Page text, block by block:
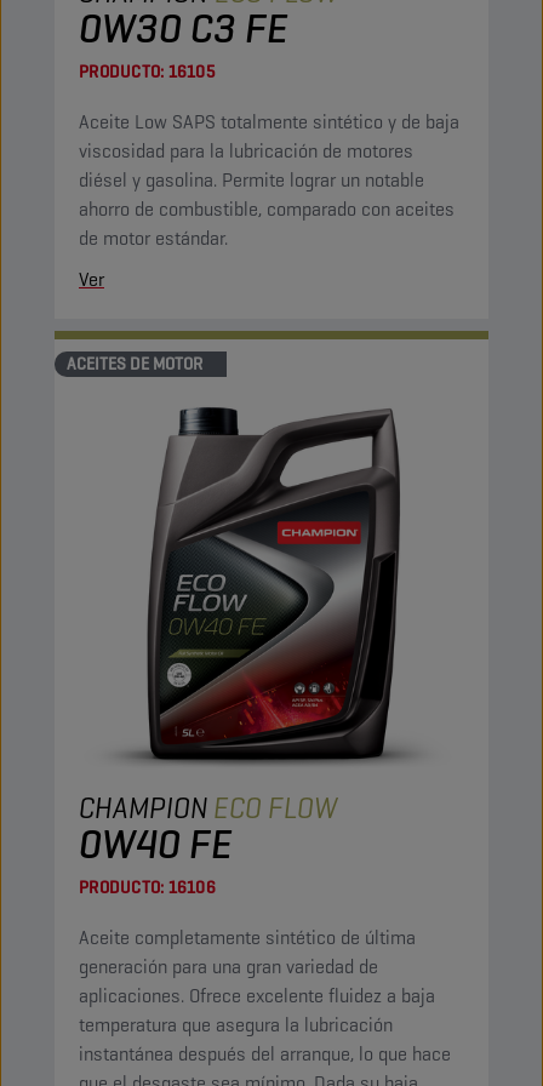
0W30 C3 FE
PRODUCTO: 16105
Aceite Low SAPS totalmente sintético y de baja
viscosidad para la lubricación de motores
diésel y gasolina. Permite lograr un notable
ahorro de combustible, comparado con aceites
de motor estándar.
Ver
ACEITES DE MOTOR
CHAMPIONECO FLOW
0W40 FE
PRODUCTO: 16106
Aceite completamente sintético de última
generación para una gran variedad de
aplicaciones. Ofrece excelente fluidez a baja
temperatura que asegura la lubricación
instantánea después del arranque, lo que hace